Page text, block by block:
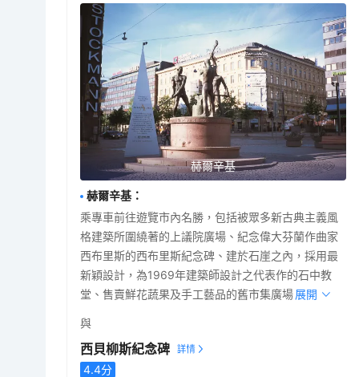
赫爾辛基
赫爾辛基 ：
乘專車前往遊覽市內名勝，包括被眾多新古典主義風
格建築所圍繞著的上議院廣場、紀念偉大芬蘭作曲家
西布里斯的西布里斯紀念碑、建於石崖之內，採用最
新穎設計，為1969年建築師設計之代表作的石中教
堂、售賣鮮花蔬果及手工藝品的舊市集廣場。展開
與
西貝柳斯紀念碑
4.4分